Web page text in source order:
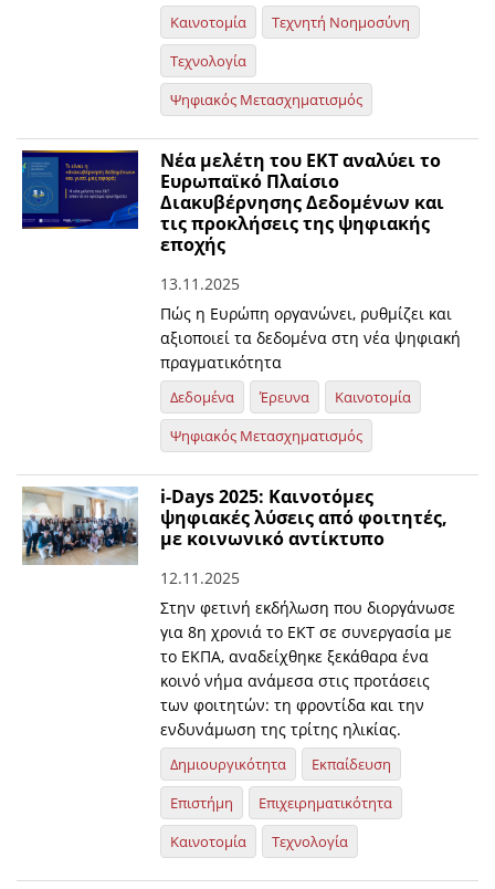
Καινοτομία
Τεχνητή Νοημοσύνη
Τεχνολογία
Ψηφιακός Μετασχηματισμός
Νέα μελέτη του ΕΚΤ αναλύει το
Ευρωπαϊκό Πλαίσιο
Διακυβέρνησης Δεδομένων και
τις προκλήσεις της ψηφιακής
εποχής
13.11.2025
Πώς η Ευρώπη οργανώνει, ρυθμίζει και
αξιοποιεί τα δεδομένα στη νέα ψηφιακή
πραγματικότητα
Δεδομένα Έρευνα
Καινοτομία
Ψηφιακός Μετασχηματισμός
i-Days 2025: Καινοτόμες
ψηφιακές λύσεις από φοιτητές,
με κοινωνικό αντίκτυπο
12.11.2025
Στην φετινή εκδήλωση που διοργάνωσε
για 8η χρονιά το ΕΚΤ σε συνεργασία με
το ΕΚΠΑ, αναδείχθηκε ξεκάθαρα ένα
κοινό νήμα ανάμεσα στις προτάσεις
των φοιτητών: τη φροντίδα και την
ενδυνάμωση της τρίτης ηλικίας.
Δημιουργικότητα
Εκπαίδευση
Επιστήμη
Επιχειρηματικότητα
Καινοτομία
Τεχνολογία